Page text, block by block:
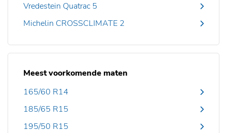
Vredestein Quatrac 5
Michelin CROSSCLIMATE 2
Meest voorkomende maten
165/60 R14
185/65 R15
195/50 R15